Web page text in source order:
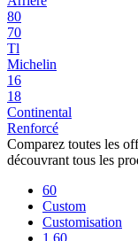
80
70
Tl
Michelin
16
18
Continental
Renforcé
Comparez toutes les
découvrant tous les
60
Custom
Customisation
1,60